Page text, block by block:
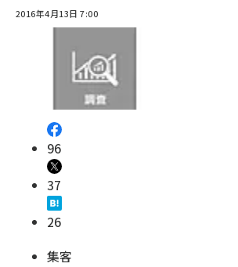
2016年4月13日 7:00
96
37
26
集客